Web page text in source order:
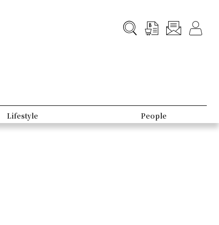
Lifestyle People